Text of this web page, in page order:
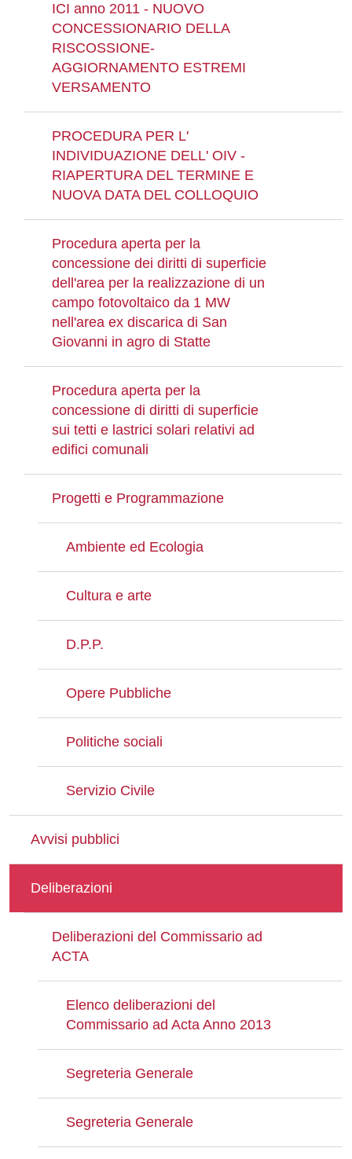
ICI anno 2011 - NUOVO
CONCESSIONARIO DELLA
RISCOSSIONE-
AGGIORNAMENTO ESTREMI
VERSAMENTO
PROCEDURA PER L'
INDIVIDUAZIONE DELL' OIV -
RIAPERTURA DEL TERMINE E
NUOVA DATA DEL COLLOQUIO
Procedura aperta per la
concessione dei diritti di superficie
dell'area per la realizzazione di un
campo fotovoltaico da 1 MW
nell'area ex discarica di San
Giovanni in agro di Statte
Procedura aperta per la
concessione di diritti di superficie
sui tetti e lastrici solari relativi ad
edifici comunali
Progetti e Programmazione
Ambiente ed Ecologia
Cultura e arte
D.P.P.
Opere Pubbliche
Politiche sociali
Servizio Civile
Avvisi pubblici
Deliberazioni
Deliberazioni del Commissario ad
ACTA
Elenco deliberazioni del
Commissario ad Acta Anno 2013
Segreteria Generale
Segreteria Generale